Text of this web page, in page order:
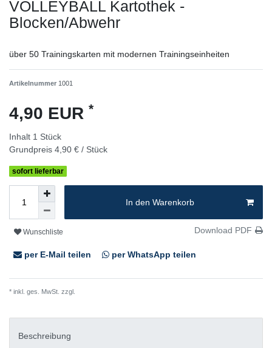
VOLLEYBALL Kartothek -
Blocken/Abwehr
über 50 Trainingskarten mit modernen Trainingseinheiten
Artikelnummer 1001
4,90 EUR *
Inhalt 1 Stück
Grundpreis 4,90 € / Stück
sofort lieferbar
In den Warenkorb
Wunschliste Download PDF
per E-Mail teilen per WhatsApp teilen
* inkl. ges. MwSt. zzgl.
Beschreibung